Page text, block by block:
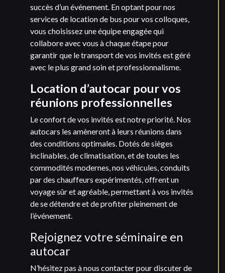
succès d’un événement. En optant pour nos
services de location de bus pour vos colloques,
vous choisissez une équipe engagée qui
collabore avec vous à chaque étape pour
garantir que le transport de vos invités est géré
avec le plus grand soin et professionnalisme.
Location d’autocar pour vos
réunions professionnelles
Le confort de vos invités est notre priorité. Nos
autocars les amèneront à leurs réunions dans
des conditions optimales. Dotés de sièges
inclinables, de climatisation, et de toutes les
commodités modernes, nos véhicules, conduits
par des chauffeurs expérimentés, offrent un
voyage sûr et agréable, permettant à vos invités
de se détendre et de profiter pleinement de
l’événement.
Rejoignez votre séminaire en
autocar
N’hésitez pas à nous contacter pour discuter de